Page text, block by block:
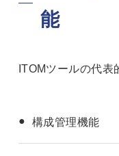
能
ITOMツールの代表
構成管理機能